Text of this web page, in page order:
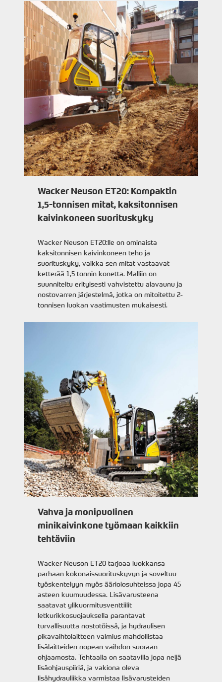
Wacker Neuson ET20: Kompaktin
1,5-tonnisen mitat, kaksitonnisen
kaivinkoneen suorituskyky
Wacker Neuson ET20:lle on ominaista
kaksitonnisen kaivinkoneen teho ja
suorituskyky, vaikka sen mitat vastaavat
ketterää 1,5 tonnin konetta. Malliin on
suunniteltu erityisesti vahvistettu alavaunu ja
nostovarren järjestelmä, jotka on mitoitettu 2-
tonnisen luokan vaatimusten mukaisesti.
Vahva ja monipuolinen
minikaivinkone työmaan kaikkiin
tehtäviin
Wacker Neuson ET20 tarjoaa luokkansa
parhaan kokonaissuorituskyvyn ja soveltuu
työskentelyyn myös ääriolosuhteissa jopa 45
asteen kuumuudessa. Lisävarusteena
saatavat ylikuormitusventtiilit
letkurikkosuojauksella parantavat
turvallisuutta nostotöissä, ja hydraulisen
pikavaihtolaitteen valmius mahdollistaa
lisälaitteiden nopean vaihdon suoraan
ohjaamosta. Tehtaalla on saatavilla jopa neljä
lisäohjauspiiriä, ja vakiona oleva
lisähydrauliikka varmistaa lisävarusteiden